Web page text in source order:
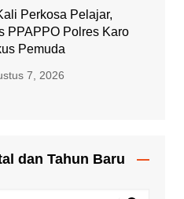
Perkosa Pelajar,
PPAPPO Polres Karo
Pemuda
7, 2026
dan Tahun Baru